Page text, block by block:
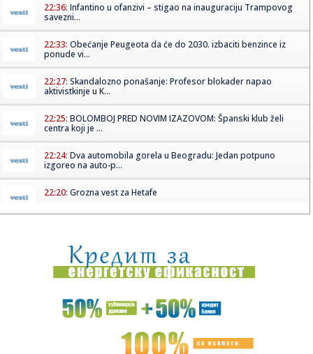
22:36: Infantino u ofanzivi – stigao na inauguraciju Trampovog
savezni...
22:33: Obećanje Peugeota da će do 2030. izbaciti benzince iz
ponude vi...
22:27: Skandalozno ponašanje: Profesor blokader napao
aktivistkinje u K...
22:25: BOLOMBOJ PRED NOVIM IZAZOVOM: Španski klub želi
centra koji je ...
22:24: Dva automobila gorela u Beogradu: Jedan potpuno
izgoreo na auto-p...
22:20: Grozna vest za Hetafe
22:14:Nakon borbe za život iz bolničkog kreveta poslao poruku:
"Srbij...
22:13:Večera za Zelenskog, a šta će sutra biti "na stolu": Đukić n...
Bolomboj ne ide u Asvel – iskusni centar se seli u Španiju